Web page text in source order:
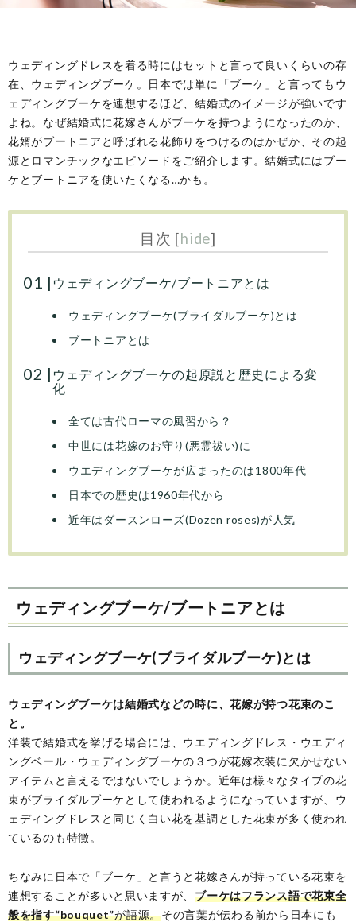
ウェディングドレスを着る時にはセットと言って良いくらいの存
在、ウェディングブーケ。日本では単に「ブーケ」と言ってもウ
ェディングブーケを連想するほど、結婚式のイメージが強いです
よね。なぜ結婚式に花嫁さんがブーケを持つようになったのか、
花婿がブートニアと呼ばれる花飾りをつけるのはかぜか、その起
源とロマンチックなエピソードをご紹介します。結婚式にはブー
ケとブートニアを使いたくなる…かも。
目次 [hide]
ウェディングブーケ/ブートニアとは
ウェディングブーケ(ブライダルブーケ)とは
ブートニアとは
ウェディングブーケの起原説と歴史による変
化
全ては古代ローマの風習から？
中世には花嫁のお守り(悪霊祓い)に
ウエディングブーケが広まったのは1800年代
日本での歴史は1960年代から
近年はダースンローズ(Dozen roses)が人気
ウェディングブーケ/ブートニアとは
ウェディングブーケ(ブライダルブーケ)とは
ウェディングブーケは結婚式などの時に、花嫁が持つ花束のこ
と。
洋装で結婚式を挙げる場合には、ウエディングドレス・ウエディ
ングベール・ウェディングブーケの３つが花嫁衣装に欠かせない
アイテムと言えるではないでしょうか。近年は様々なタイプの花
束がブライダルブーケとして使われるようになっていますが、ウ
ェディングドレスと同じく白い花を基調とした花束が多く使われ
ているのも特徴。
ちなみに日本で「ブーケ」と言うと花嫁さんが持っている花束を
連想することが多いと思いますが、ブーケはフランス語で花束全
般を指す“bouquet”が語源。その言葉が伝わる前から日本にも